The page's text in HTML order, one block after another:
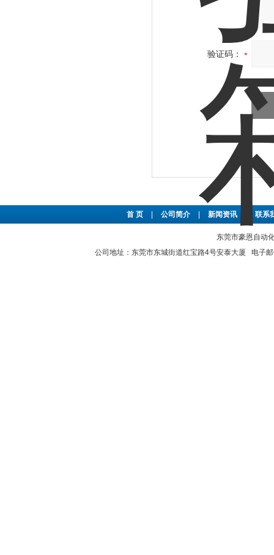
验证码：
首 页 公司简介 新闻资讯 联系
东莞市豪恩自动
公司地址：东莞市东城街道红宝路4号安泰大厦 电子